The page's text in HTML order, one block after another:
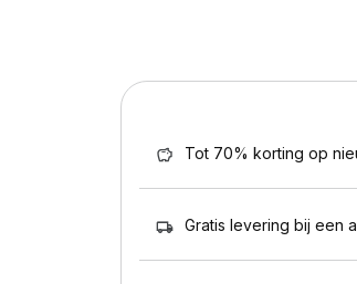
Tot 70% korting op
Gratis levering bij een